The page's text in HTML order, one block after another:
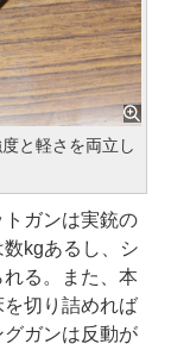
と軽さを両立し
ガンは実銃の
kgあるし、シ
る。また、本
切り詰めれば
ガンは反動が